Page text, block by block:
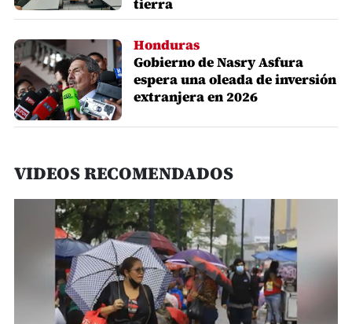
tierra
Honduras
Gobierno de Nasry Asfura
espera una oleada de inversión
extranjera en 2026
VIDEOS RECOMENDADOS